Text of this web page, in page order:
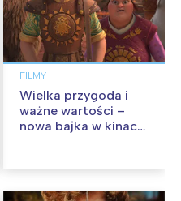
FILMY
Wielka przygoda i
ważne wartości –
nowa bajka w kinach